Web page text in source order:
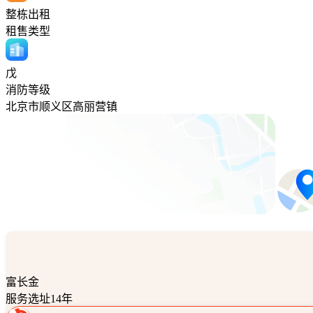
整栋出租
租售类型
戊
消防等级
北京市顺义区高丽营镇
富长金
服务选址14年